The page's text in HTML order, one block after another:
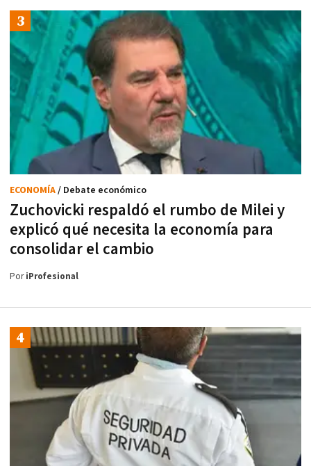
Zuchovicki respaldó el rumbo de Milei y
explicó qué necesita la economía para
consolidar el cambio
ECONOMÍA/ Debate económico
PoriProfesional